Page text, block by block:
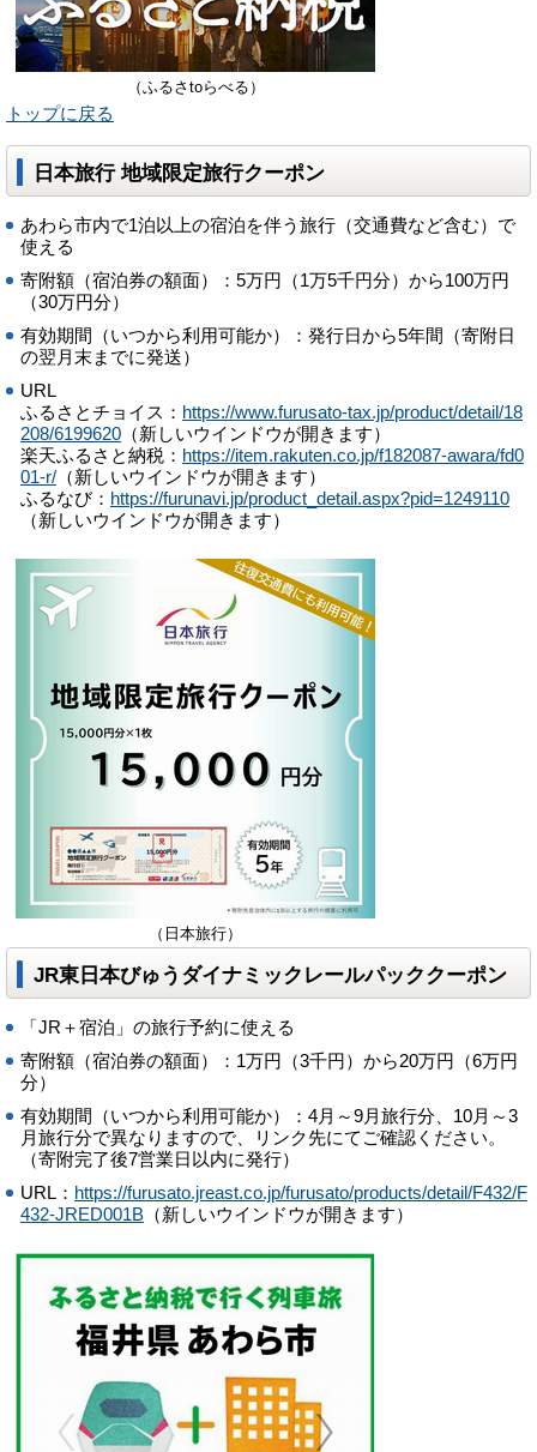
（ふるさtoらべる）
トップに戻る
日本旅行 地域限定旅行クーポン
あわら市内で1泊以上の宿泊を伴う旅行（交通費など含む）で
使える
寄附額（宿泊券の額面）：5万円（1万5千円分）から100万円
（30万円分）
有効期間（いつから利用可能か）：発行日から5年間（寄附日
の翌月末までに発送）
URL
ふるさとチョイス： https://www.furusato-tax.jp/product/detail/18
208/6199620 （新しいウインドウが開きます）
楽天ふるさと納税： https://item.rakuten.co.jp/f182087-awara/fd0
01-r/ （新しいウインドウが開きます）
ふるなび： https://furunavi.jp/product_detail.aspx?pid=1249110
（新しいウインドウが開きます）
（日本旅行）
JR東日本びゅうダイナミックレールパッククーポン
「JR＋宿泊」の旅行予約に使える
寄附額（宿泊券の額面）：1万円（3千円）から20万円（6万円
分）
有効期間（いつから利用可能か）：4月～9月旅行分、10月～3
月旅行分で異なりますので、リンク先にてご確認ください。
（寄附完了後7営業日以内に発行）
URL： https://furusato.jreast.co.jp/furusato/products/detail/F432/F
432-JRED001B （新しいウインドウが開きます）